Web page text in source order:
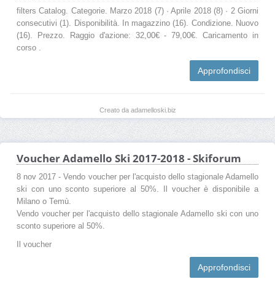
filters Catalog. Categorie. Marzo 2018 (7) · Aprile 2018 (8) · 2 Giorni
consecutivi (1). Disponibilità. In magazzino (16). Condizione. Nuovo
(16). Prezzo. Raggio d'azione: 32,00€ - 79,00€. Caricamento in
corso .
Approfondisci
Creato da adamelloski.biz
Voucher Adamello Ski 2017-2018 - Skiforum
8 nov 2017 - Vendo voucher per l'acquisto dello stagionale Adamello
ski con uno sconto superiore al 50%. Il voucher è disponibile a
Milano o Temù.
Vendo voucher per l'acquisto dello stagionale Adamello ski con uno
sconto superiore al 50%.
Il voucher
Approfondisci